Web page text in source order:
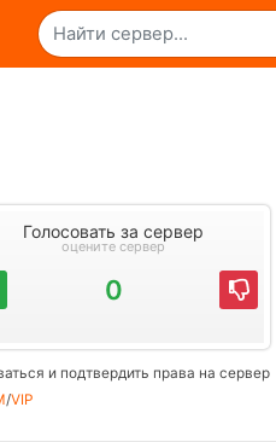
Голосовать за сервер
оцените сервер
0
и подтвердить права на сервер
/VIP